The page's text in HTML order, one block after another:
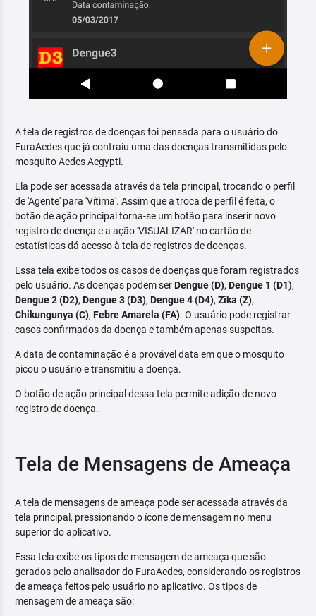
A tela de registros de doenças foi pensada para o usuário do
FuraAedes que já contraiu uma das doenças transmitidas pelo
mosquito Aedes Aegypti.
Ela pode ser acessada através da tela principal, trocando o perfil
de 'Agente' para 'Vítima'. Assim que a troca de perfil é feita, o
botão de ação principal torna-se um botão para inserir novo
registro de doença e a ação 'VISUALIZAR' no cartão de
estatísticas dá acesso à tela de registros de doenças.
Essa tela exibe todos os casos de doenças que foram registrados
pelo usuário. As doenças podem serDengue (D), Dengue 1 (D1),
Dengue 2 (D2), Dengue 3 (D3), Dengue 4 (D4), Zika (Z),
Chikungunya (C), Febre Amarela (FA). O usuário pode registrar
casos confirmados da doença e também apenas suspeitas.
A data de contaminação é a provável data em que o mosquito
picou o usuário e transmitiu a doença.
O botão de ação principal dessa tela permite adição de novo
registro de doença.
Tela de Mensagens de Ameaça
A tela de mensagens de ameaça pode ser acessada através da
tela principal, pressionando o ícone de mensagem no menu
superior do aplicativo.
Essa tela exibe os tipos de mensagem de ameaça que são
gerados pelo analisador do FuraAedes, considerando os registros
de ameaça feitos pelo usuário no aplicativo. Os tipos de
mensagem de ameaça são: